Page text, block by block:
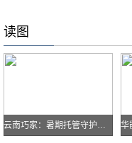
读图
云南巧家：暑期托管守护孩子快乐假期